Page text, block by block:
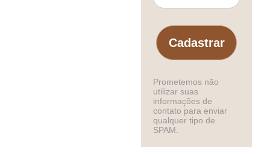
Cadastrar
Prometemos não
utilizar suas
informações de
contato para enviar
qualquer tipo de
SPAM.